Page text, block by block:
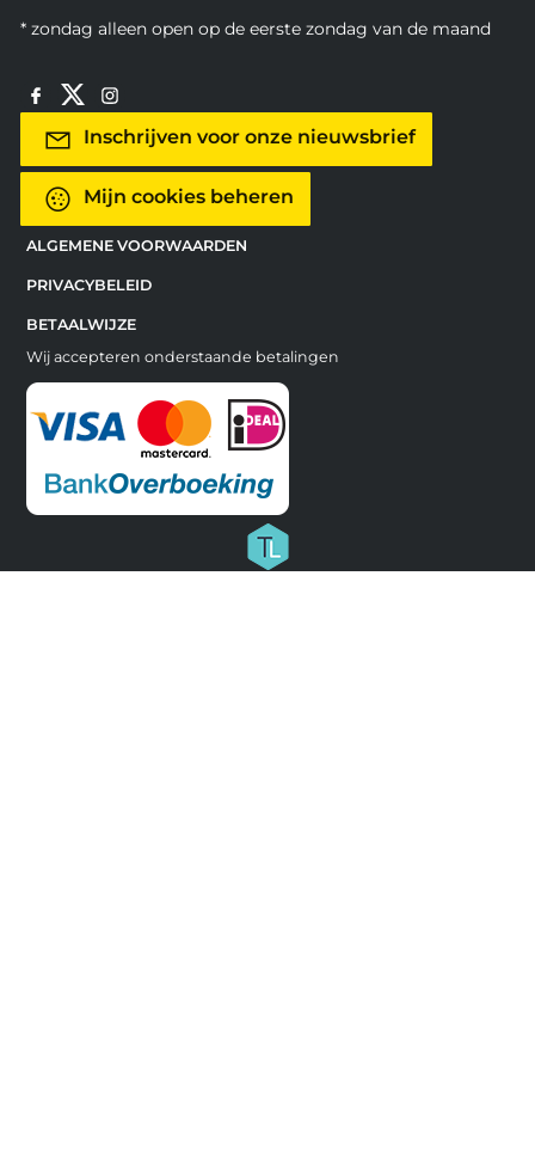
* zondag alleen open op de eerste zondag van de maand
Inschrijven voor onze nieuwsbrief
Mijn cookies beheren
ALGEMENE VOORWAARDEN
PRIVACYBELEID
BETAALWIJZE
Wij accepteren onderstaande betalingen